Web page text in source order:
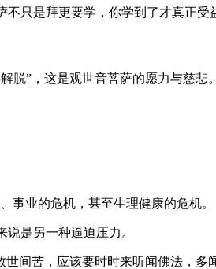
只是拜更要学，你学到了才真正
脱”，这是观世音菩萨的愿力与慈悲
事业的危机，甚至生理健康的危机。
是另一种逼迫压力。
间苦，应该要时时来听闻佛法，多